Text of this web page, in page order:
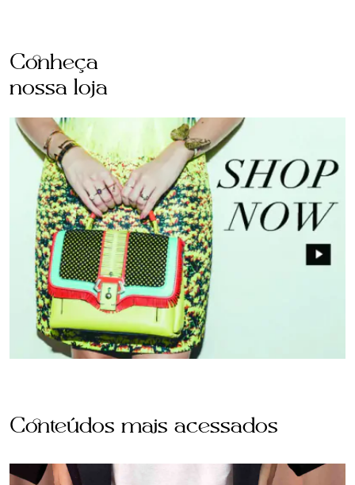
Conheça
nossa loja
Conteúdos mais acessados